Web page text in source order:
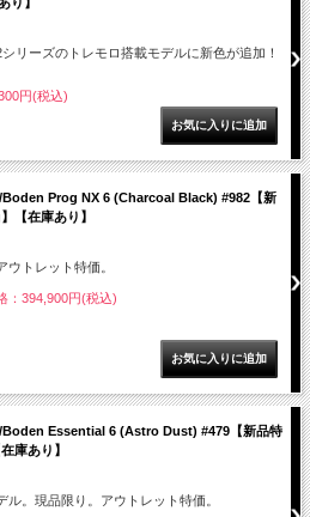
リーズのトレモロ搭載モデルに新色が追加！
円(税込)
Prog NX 6 (Charcoal Black) #982【新
【在庫あり】
ウトレット特価。
：394,900円(税込)
Essential 6 (Astro Dust) #479【新品特
庫あり】
ル。現品限り。アウトレット特価。